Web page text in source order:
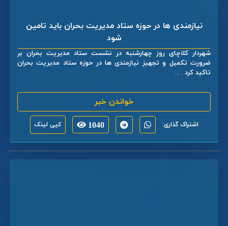
نیازمندی ها در حوزه ستاد مدیریت بحران باید تامین
شود
شهردار کلاچای روز چهارشنبه در نشست ستاد مدیریت بحران بر
ضرورت تکمیل و تجهیز نیازمندی ها در حوزه ستاد مدیریت بحران
تاکید کرد . ...
خواندن خبر
اشتراک گذاری: 1040 کپی لینک